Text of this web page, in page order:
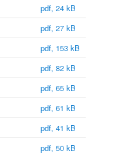
pdf, 24 kB
pdf, 27 kB
pdf, 153 kB
pdf, 82 kB
pdf, 65 kB
pdf, 61 kB
pdf, 41 kB
pdf, 50 kB